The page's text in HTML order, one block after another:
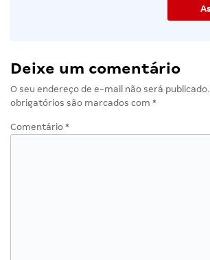
Deixe um comentário
O seu endereço de e-mail não será publicado.
obrigatórios são marcados com *
Comentário *